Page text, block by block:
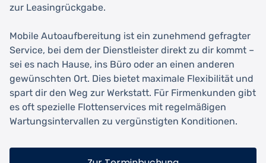
zur Leasingrückgabe.
Mobile Autoaufbereitung ist ein zunehmend gefragter
Service, bei dem der Dienstleister direkt zu dir kommt –
sei es nach Hause, ins Büro oder an einen anderen
gewünschten Ort. Dies bietet maximale Flexibilität und
spart dir den Weg zur Werkstatt. Für Firmenkunden gibt
es oft spezielle Flottenservices mit regelmäßigen
Wartungsintervallen zu vergünstigten Konditionen.